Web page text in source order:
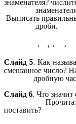
знаменателя?
знаменателя?
Выписать
дроби.
, , , ,
Слайд 5. Как
смешанное число?
дробную
Слайд 6. Что значит
Прочитать
поставить?